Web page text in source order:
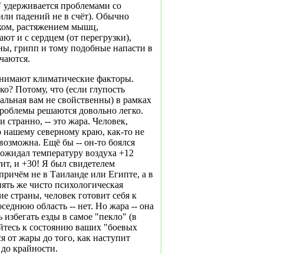
удерживается проблемами со
падений не в счёт). Обычно
растяжением мышц,
и с сердцем (от перегрузки),
грипп и тому подобные напасти в
климатические факторы.
Потому, что (если глупость
вам не свойственны) в рамках
решаются довольно легко.
-- это жара. Человек,
северному краю, как-то не
возможна. Ещё бы -- он-то боялся
температуру воздуха +12
и +30! Я был свидетелем
не в Таиланде или Египте, а в
же чисто психологическая
страны, человек готовит себя к
область -- нет. Но жара -- она
езды в самое "пекло" (в
к состоянию ваших "боевых
от жары до того, как наступит
крайности.